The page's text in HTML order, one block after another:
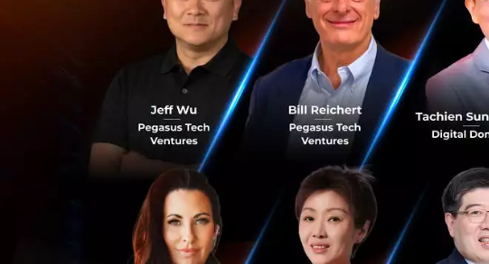
ไหม?
มีนาคม
0
News
ประชัน
นวัตกร